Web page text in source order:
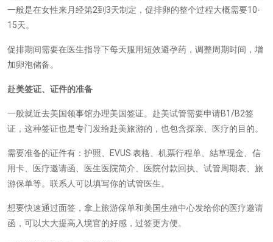
一般是在女性来月经第2到3天制定，促排卵的整个过程大概需要10-
15天。
促排期间需要在医生指导下每天服用短效避孕药，调整周期时间，增
加卵泡储备。
赴美签证、证件的准备
一般就近去美国领事馆办理美国签证。赴美试管需要申请B1/B2签
证，这种签证也是专门发给赴美旅游的，也包含探亲、医疗的目的。
需要准备的证件有：护照、EVUS 表格、机票行程单、結草现金、信
用卡、医疗邀请函、医生医院简介、医院付款回执、试管周期表、旅
游保单等。联系人可以填写你的试管医生。
想要快速通过面签，拿上旅游保单和美国生殖中心发给你的医疗邀请
函，可以大大提高入境官的好感，过签更方便。